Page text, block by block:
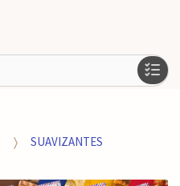
SUAVIZANTES